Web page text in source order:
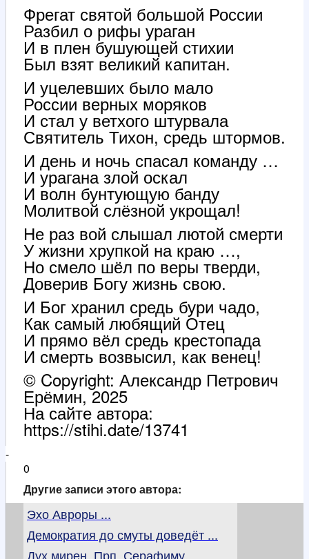
Фрегат святой большой России
Разбил о рифы ураган
И в плен бушующей стихии
Был взят великий капитан.
И уцелевших было мало
России верных моряков
И стал у ветхого штурвала
Святитель Тихон, средь штормов.
И день и ночь спасал команду …
И урагана злой оскал
И волн бунтующую банду
Молитвой слёзной укрощал!
Не раз вой слышал лютой смерти
У жизни хрупкой на краю …,
Но смело шёл по веры тверди,
Доверив Богу жизнь свою.
И Бог хранил средь бури чадо,
Как самый любящий Отец
И прямо вёл средь крестопада
И смерть возвысил, как венец!
© Copyright: Александр Петрович
Ерёмин, 2025
На сайте автора:
https://stihi.date/13741
-
0
Другие записи этого автора:
Эхо Авроры ...
Демократия до смуты доведёт ...
Дух мирен. Прп. Серафиму